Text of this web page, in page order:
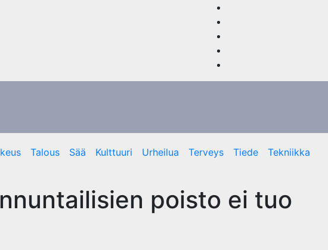
Talous Sää Kulttuuri Urheilua Terveys Tiede Tekniikka
poisto ei tuo